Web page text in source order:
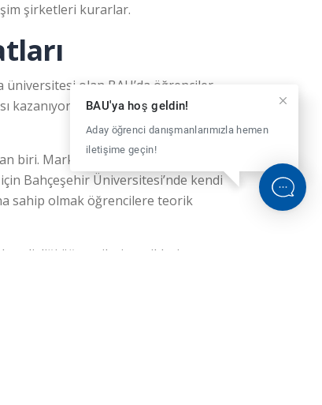
şirketleri kurarlar.
olan BAU’da öğrenciler
kazanıyor.Güçlü eğitim kadrosu ve
biri. Markalı ders, firmaların kendi
Bahçeşehir Üniversitesi’nde kendi
sahip olmak öğrencilere teorik
öğrencileri seçtikleri
BAU'ya hoş geldin!
Aday öğrenci danışmanlarımızla hemen
iletişime geçin!